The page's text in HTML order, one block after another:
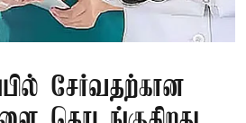
சேர்வதற்கான